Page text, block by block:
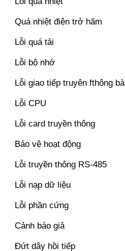
Quá nhiệt điện trở hãm
Lỗi quá tải
Lỗi bộ nhớ
Lỗi giao tiếp truyên fthông
Lỗi CPU
Lỗi card truyền thông
Bảo vệ hoạt động
Lỗi truyền thông RS-485
Lỗi nạp dữ liệu
Lỗi phần cứng
Cảnh báo giả
Đứt dây hồi tiếp